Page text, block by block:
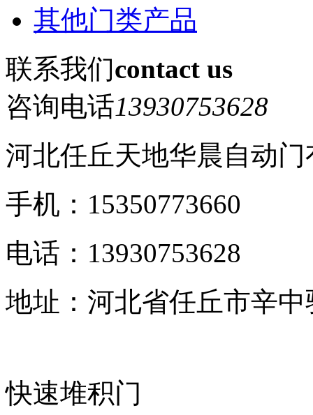
其他门类产品
联系我们contact us
咨询电话13930753628
河北任丘天地华晨自动
手机：15350773660
电话：13930753628
地址：河北省任丘市辛
快速堆积门